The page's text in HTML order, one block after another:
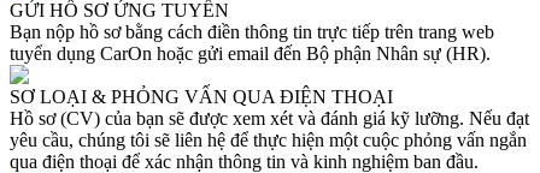
GỬI HỒ SƠ ỨNG TUYỂN
Bạn nộp hồ sơ bằng cách điền thông tin trực tiếp trên trang web
tuyển dụng CarOn hoặc gửi email đến Bộ phận Nhân sự (HR).
SƠ LOẠI & PHỎNG VẤN QUA ĐIỆN THOẠI
Hồ sơ (CV) của bạn sẽ được xem xét và đánh giá kỹ lưỡng. Nếu đạt
yêu cầu, chúng tôi sẽ liên hệ để thực hiện một cuộc phỏng vấn ngắn
qua điện thoại để xác nhận thông tin và kinh nghiệm ban đầu.